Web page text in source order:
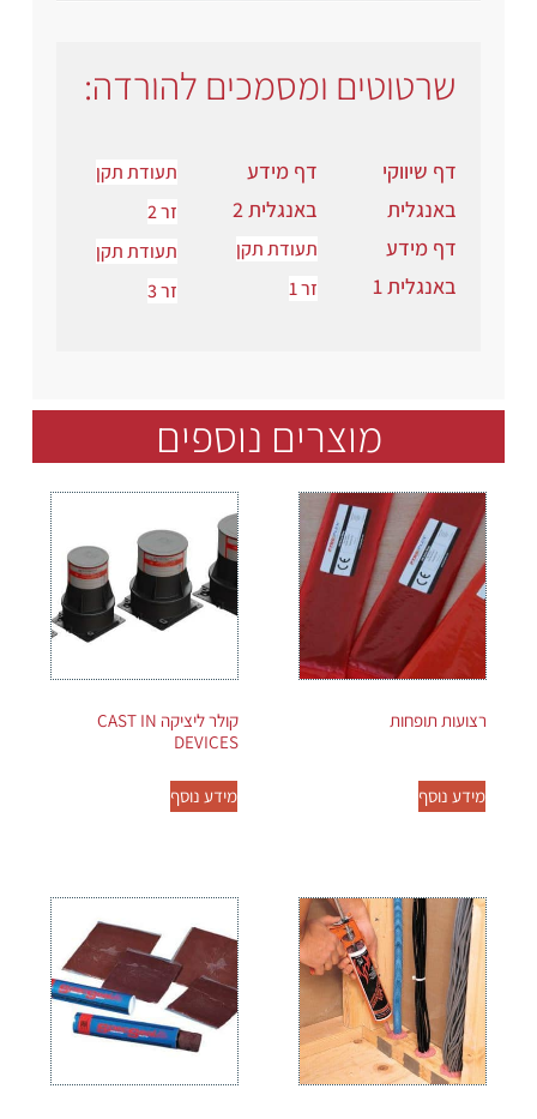
שרטוטים ומסמכים להורדה:
דף שיווקי
באנגלית
דף מידע
באנגלית 1
דף מידע
באנגלית 2
תעודת תקן
זר 1
תעודת תקן
זר 2
תעודת תקן
זר 3
מוצרים נוספים
רצועות תופחות
מידע נוסף
קולר ליציקה CAST IN
DEVICES
מידע נוסף